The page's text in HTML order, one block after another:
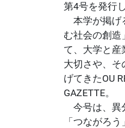
第4号を発行
本学が掲げ
む社会の創造
て、大学と産
大切さや、そ
げてきたOU
GAZETTE。
今号は、異
「つながろ